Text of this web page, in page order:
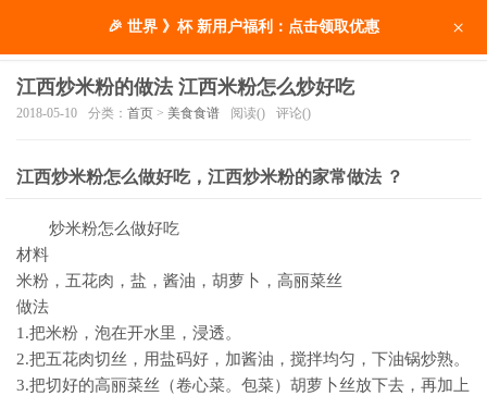
江西炒米粉的做法 江西米粉怎么炒好吃
2018-05-10 分类： 首页 > 美食食谱 阅读() 评论()
江西炒米粉怎么做好吃，江西炒米粉的家常做法 ？
炒米粉怎么做好吃
材料
米粉，五花肉，盐，酱油，胡萝卜，高丽菜丝
做法
1.把米粉，泡在开水里，浸透。
2.把五花肉切丝，用盐码好，加酱油，搅拌均匀，下油锅炒熟。
3.把切好的高丽菜丝（卷心菜。包菜）胡萝卜丝放下去，再加上
🎉 世界 》杯 新用户福利：点击领取优惠 ×